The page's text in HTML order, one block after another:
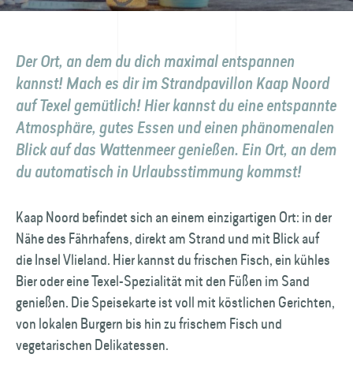
Der Ort, an dem du dich maximal entspannen
kannst! Mach es dir im Strandpavillon Kaap Noord
auf Texel gemütlich! Hier kannst du eine entspannte
Atmosphäre, gutes Essen und einen phänomenalen
Blick auf das Wattenmeer genießen. Ein Ort, an dem
du automatisch in Urlaubsstimmung kommst!
Kaap Noord befindet sich an einem einzigartigen Ort: in der
Nähe des Fährhafens, direkt am Strand und mit Blick auf
die Insel Vlieland. Hier kannst du frischen Fisch, ein kühles
Bier oder eine Texel-Spezialität mit den Füßen im Sand
genießen. Die Speisekarte ist voll mit köstlichen Gerichten,
von lokalen Burgern bis hin zu frischem Fisch und
vegetarischen Delikatessen.